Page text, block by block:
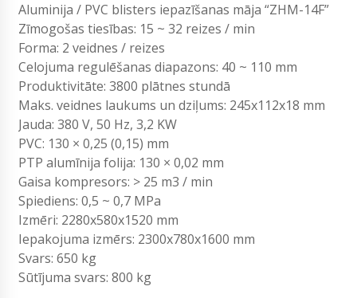
Aluminija / PVC blisters iepazīšanas māja “ZHM-14F”
Zīmogošas tiesības: 15 ~ 32 reizes / min
Forma: 2 veidnes / reizes
Celojuma regulēšanas diapazons: 40 ~ 110 mm
Produktivitāte: 3800 plātnes stundā
Maks. veidnes laukums un dziļums: 245x112x18 mm
Jauda: 380 V, 50 Hz, 3,2 KW
PVC: 130 × 0,25 (0,15) mm
PTP alumīnija folija: 130 × 0,02 mm
Gaisa kompresors: > 25 m3 / min
Spiediens: 0,5 ~ 0,7 MPa
Izmēri: 2280x580x1520 mm
Iepakojuma izmērs: 2300x780x1600 mm
Svars: 650 kg
Sūtījuma svars: 800 kg